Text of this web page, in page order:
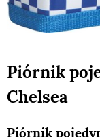
Piórnik
Chelsea
Piórnik